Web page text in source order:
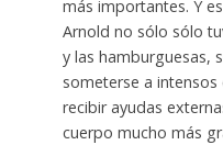
más importantes. Y
Arnold no sólo sólo
y las hamburguesas,
someterse a
recibir ayudas
cuerpo mucho más